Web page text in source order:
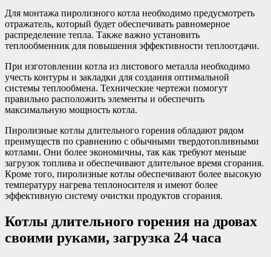
Для монтажа пиролизного котла необходимо предусмотреть
отражатель, который будет обеспечивать равномерное
распределение тепла. Также важно установить
теплообменник для повышения эффективности теплоотдачи.
При изготовлении котла из листового металла необходимо
учесть контуры и закладки для создания оптимальной
системы теплообмена. Технические чертежи помогут
правильно расположить элементы и обеспечить
максимальную мощность котла.
Пиролизные котлы длительного горения обладают рядом
преимуществ по сравнению с обычными твердотопливными
котлами. Они более экономичны, так как требуют меньше
загрузок топлива и обеспечивают длительное время сгорания.
Кроме того, пиролизные котлы обеспечивают более высокую
температуру нагрева теплоносителя и имеют более
эффективную систему очистки продуктов сгорания.
Котлы длительного горения на дровах
своими руками, загрузка 24 часа